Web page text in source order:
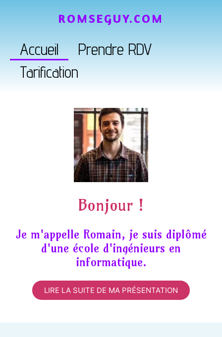
Accueil
Prendre RDV
Tarification
ROMSEGUY.COM
Bonjour !
Je m'appelle Romain, je suis diplômé
d'une école d'ingénieurs en
informatique.
LIRE LA SUITE DE MA PRÉSENTATION